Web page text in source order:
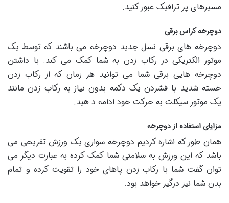
مسیرهای پر ترافیک عبور کنید.
دوچرخه کراس برقی
دوچرخه های برقی نسل جدید دوچرخه می باشند که توسط یک
موتور الکتریکی در رکاب زدن به شما کمک می کند. با داشتن
دوچرخه هایی برقی شما می توانید هر زمان که از رکاب زدن
خسته شدید با فشردن یک دکمه بدون نیاز به رکاب زدن مانند
یک موتور سیکلت به حرکت خود ادامه د هید.
مزایای استفاده از دوچرخه
همان طور که اشاره کردیم دوچرخه سواری یک ورزش تفریحی می
باشد که این ورزش به سلامتی شما کمک کرده به عبارت دیگر می
توان گفت شما با رکاب زدن پاهای خود را تقویت کرده و تمام
بدن شما نیز درگیر خواهد بود.